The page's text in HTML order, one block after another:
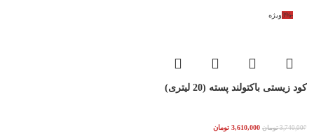
-3% ویژه
کود زیستی باکتولند پسته (20 لیتری)
3,740,000 تومان 3,610,000 تومان